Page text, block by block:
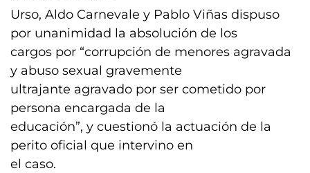
Urso, Aldo Carnevale y Pablo Viñas dispuso
por unanimidad la absolución de los
cargos por “corrupción de menores agravada
y abuso sexual gravemente
ultrajante agravado por ser cometido por
persona encargada de la
educación”, y cuestionó la actuación de la
perito oficial que intervino en
el caso.